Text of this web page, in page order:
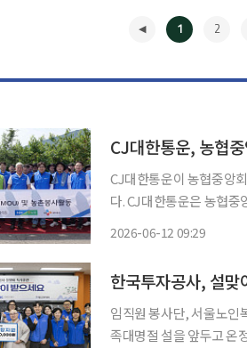
1 2
CJ대한통운, 농협
CJ대한통운이 농협중앙
다. CJ대한통운은 농협중앙회와 '농촌 상생 확대 및 물류 전문성 활용을 위한 상호 협력' 업무
2026-06-12 09:29
한국투자공사, 설맞
임직원 봉사단, 서울노인복지센터 찾아
족대명절 설을 앞두고 온정 나눔 '배식 봉